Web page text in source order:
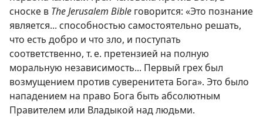
сноске в The Jerusalem Bible говорится: «Это познание
является... способностью самостоятельно решать,
что есть добро и что зло, и поступать
соответственно, т. е. претензией на полную
моральную независимость... Первый грех был
возмущением против суверенитета Бога». Это было
нападением на право Бога быть абсолютным
Правителем или Владыкой над людьми.